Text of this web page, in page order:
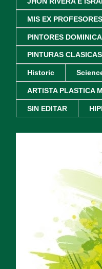
MIS EX
PINTORES
PINTURAS CLASICAS
Historic
ARTISTA PLASTICA
SIN EDITAR